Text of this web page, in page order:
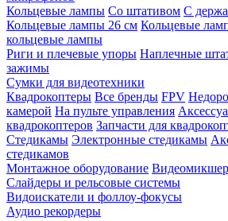
Кольцевые лампы Со штативом C
Кольцевые лампы 26 см Кольцевые
кольцевые лампы
Риги и плечевые упоры Наплечные
зажимы
Сумки для видеотехники
Квадрокоптеры Все бренды FPV
камерой На пульте управления
квадрокоптеров Запчасти для
Стедикамы Электронные стедикамы
стедикамов
Монтажное оборудование
Слайдеры и рельсовые системы
Видоискатели и фоллоу-фокусы
Аудио рекордеры